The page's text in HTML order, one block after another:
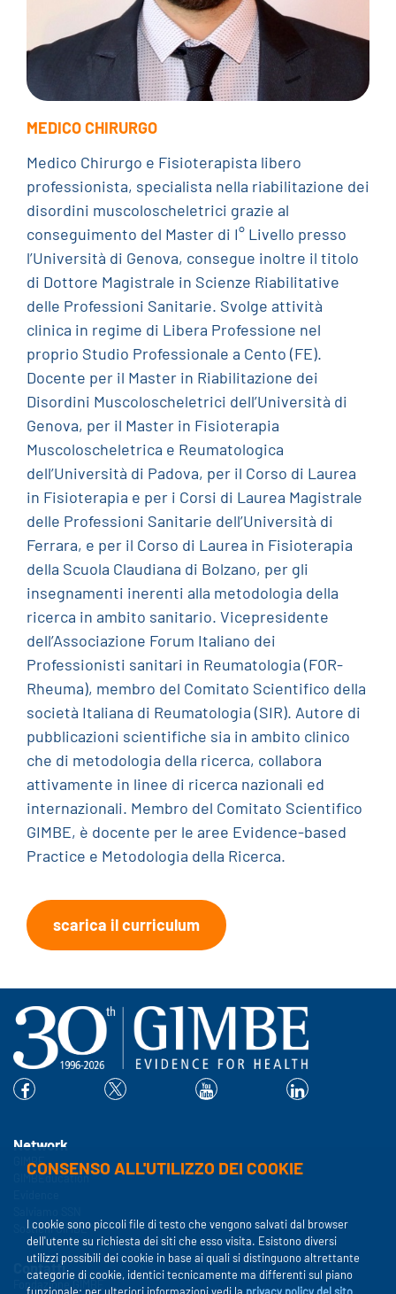
MEDICO CHIRURGO
Medico Chirurgo e Fisioterapista libero
professionista, specialista nella riabilitazione dei
disordini muscoloscheletrici grazie al
conseguimento del Master di I° Livello presso
l’Università di Genova, consegue inoltre il titolo
di Dottore Magistrale in Scienze Riabilitative
delle Professioni Sanitarie. Svolge attività
clinica in regime di Libera Professione nel
proprio Studio Professionale a Cento (FE).
Docente per il Master in Riabilitazione dei
Disordini Muscoloscheletrici dell’Università di
Genova, per il Master in Fisioterapia
Muscoloscheletrica e Reumatologica
dell’Università di Padova, per il Corso di Laurea
in Fisioterapia e per i Corsi di Laurea Magistrale
delle Professioni Sanitarie dell’Università di
Ferrara, e per il Corso di Laurea in Fisioterapia
della Scuola Claudiana di Bolzano, per gli
insegnamenti inerenti alla metodologia della
ricerca in ambito sanitario. Vicepresidente
dell’Associazione Forum Italiano dei
Professionisti sanitari in Reumatologia (FOR-
Rheuma), membro del Comitato Scientifico della
società Italiana di Reumatologia (SIR). Autore di
pubblicazioni scientifiche sia in ambito clinico
che di metodologia della ricerca, collabora
attivamente in linee di ricerca nazionali ed
internazionali. Membro del Comitato Scientifico
GIMBE, è docente per le aree Evidence-based
Practice e Metodologia della Ricerca.
scarica il curriculum
Network
GIMBE
GIMBEducation
Sostieni GIMBE
Contatti
Fondazione GIMBE
CONSENSO ALL'UTILIZZO DEI COOKIE
I cookie sono piccoli file di testo che vengono salvati dal browser
dell'utente su richiesta dei siti che esso visita. Esistono diversi
utilizzi possibili dei cookie in base ai quali si distinguono altrettante
categorie di cookie, identici tecnicamente ma differenti sul piano